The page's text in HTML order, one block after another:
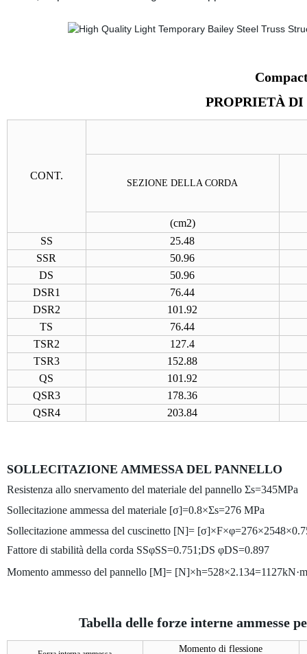
PROPRIETÀ
CONT.
SEZIONE DELLA CORDA
(cm2)
SS
25.48
SSR
50.96
DS
50.96
DSR1
76.44
DSR2
101.92
TS
76.44
TSR2
127.4
TSR3
152.88
QS
101.92
QSR3
178.36
QSR4
203.84
SOLLECITAZIONE AMMESSA DEL PANNELLO
Resistenza allo snervamento del materiale del pannello Σs=345MPa
Sollecitazione ammessa del materiale [σ]=0.8×Σs=276 MPa
Sollecitazione ammessa del cuscinetto [N]=
Fattore di stabilità della corda SSφSS=0.751;DS φDS=0.897
Momento ammesso del pannello [M]=
Tabella delle forze interne ammesse
Momento di flessione